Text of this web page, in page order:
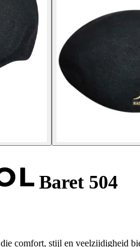
Baret 504
comfort, stijl en veelzijdigheid